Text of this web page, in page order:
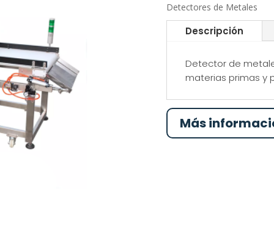
Detectores de Metales
Descripción
Detector de
materias primas y
Más